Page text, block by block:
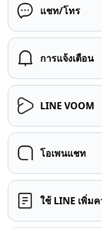
แชท/โทร
การแจ้งเตือน
LINE VOOM
โอเพนแชท
ใช้ LINE เพิ่ม